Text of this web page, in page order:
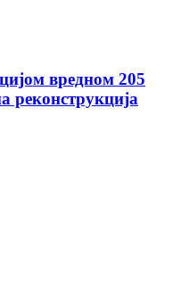
вредном 205
реконструкција